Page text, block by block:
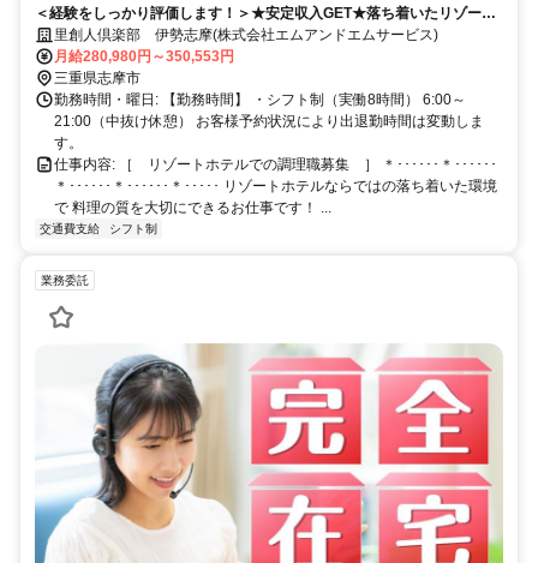
＜経験をしっかり評価します！＞★安定収入GET★落ち着いたリゾート
地★転勤なし★メニュー開発あり
里創人倶楽部 伊勢志摩(株式会社エムアンドエムサービス)
月給280,980円～350,553円
三重県志摩市
勤務時間・曜日: 【勤務時間】 ・シフト制（実働8時間） 6:00～
21:00（中抜け休憩） お客様予約状況により出退勤時間は変動しま
す。
仕事内容: ［ リゾートホテルでの調理職募集 ］ ＊･･････＊･･････
＊･･････＊･･････＊･････ リゾートホテルならではの落ち着いた環境
で 料理の質を大切にできるお仕事です！ ...
交通費支給 シフト制
業務委託